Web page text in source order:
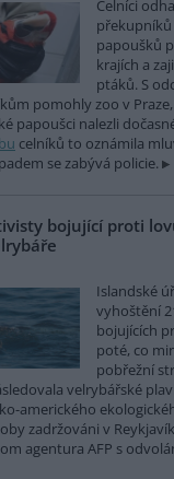
Celníci
papoušků
krajích a
ptáků. S
pomohly zoo v
papoušci nalezli
celníků to oznámila
se zabývá policie.
bojující proti
Islandské
vyhoštění
bojujících
poté, co
pobřežní
velrybářské
amerického
zadržováni v
agentura AFP s